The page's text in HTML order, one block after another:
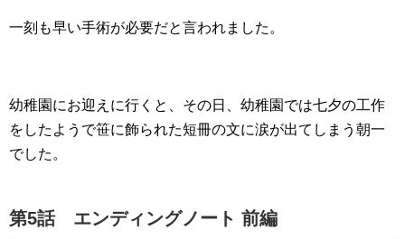
一刻も早い手術が必要だと言われました。
幼稚園にお迎えに行くと、その日、幼稚園では七夕の工作
をしたようで笹に飾られた短冊の文に涙が出てしまう朝一
でした。
第5話 エンディングノート 前編